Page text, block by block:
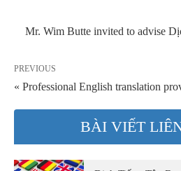
Mr. Wim Butte invited to advise
PREVIOUS
« Professional English translation
BÀI VIẾT